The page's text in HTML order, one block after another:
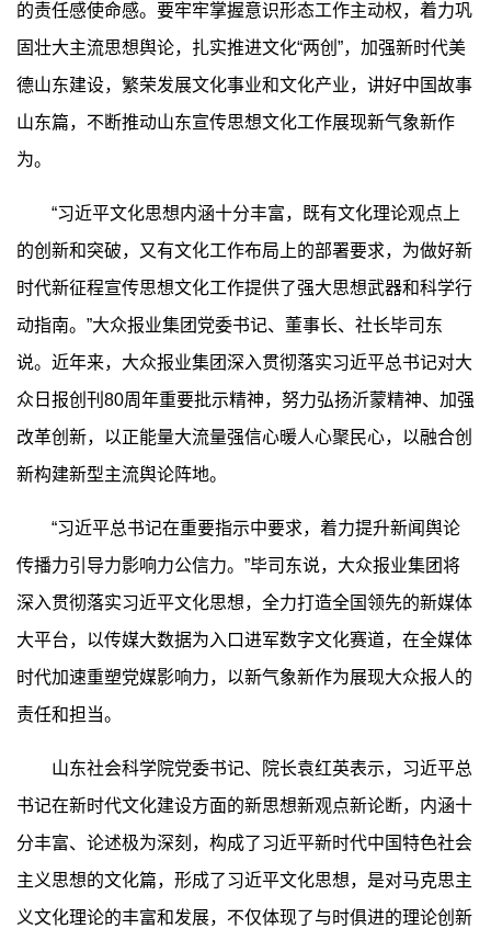
的责任感使命感。要牢牢掌握意识形态工作主动权，着力巩
固壮大主流思想舆论，扎实推进文化“两创”，加强新时代美
德山东建设，繁荣发展文化事业和文化产业，讲好中国故事
山东篇，不断推动山东宣传思想文化工作展现新气象新作
为。
“习近平文化思想内涵十分丰富，既有文化理论观点上
的创新和突破，又有文化工作布局上的部署要求，为做好新
时代新征程宣传思想文化工作提供了强大思想武器和科学行
动指南。”大众报业集团党委书记、董事长、社长毕司东
说。近年来，大众报业集团深入贯彻落实习近平总书记对大
众日报创刊80周年重要批示精神，努力弘扬沂蒙精神、加强
改革创新，以正能量大流量强信心暖人心聚民心，以融合创
新构建新型主流舆论阵地。
“习近平总书记在重要指示中要求，着力提升新闻舆论
传播力引导力影响力公信力。”毕司东说，大众报业集团将
深入贯彻落实习近平文化思想，全力打造全国领先的新媒体
大平台，以传媒大数据为入口进军数字文化赛道，在全媒体
时代加速重塑党媒影响力，以新气象新作为展现大众报人的
责任和担当。
山东社会科学院党委书记、院长袁红英表示，习近平总
书记在新时代文化建设方面的新思想新观点新论断，内涵十
分丰富、论述极为深刻，构成了习近平新时代中国特色社会
主义思想的文化篇，形成了习近平文化思想，是对马克思主
义文化理论的丰富和发展，不仅体现了与时俱进的理论创新